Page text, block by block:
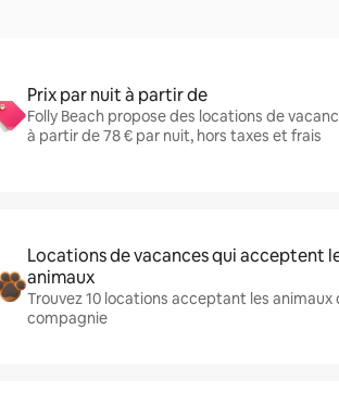
Prix par nuit à partir de
Folly Beach propose des locations de
à partir de 78 € par nuit, hors taxes et frais
Locations de vacances qui acceptent
animaux
Trouvez 10 locations acceptant les animaux
compagnie